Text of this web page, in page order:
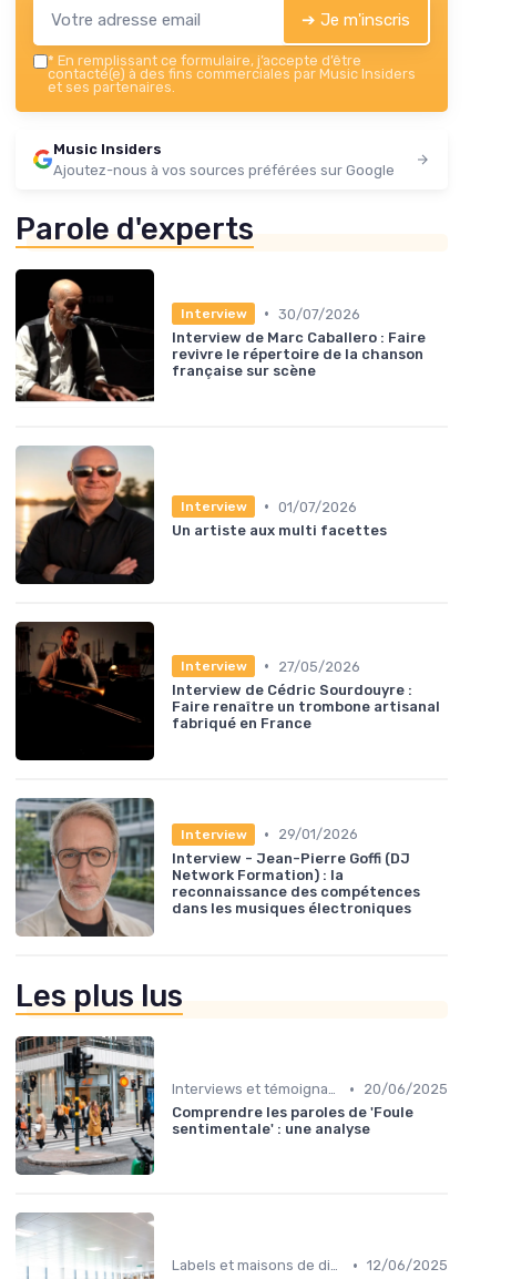
➔ Je m'inscris
* En remplissant ce formulaire, j’accepte d’être
contacté(e) à des fins commerciales par Music Insiders
et ses partenaires.
Music Insiders
Ajoutez-nous à vos sources préférées sur Google
Parole d'experts
Interview • 30/07/2026
Interview de Marc Caballero : Faire
revivre le répertoire de la chanson
française sur scène
Interview • 01/07/2026
Un artiste aux multi facettes
Interview •
27/05/2026
Interview de Cédric Sourdouyre :
Faire renaître un trombone artisanal
fabriqué en France
Interview •
29/01/2026
Interview - Jean-Pierre Goffi (DJ
Network Formation) : la
reconnaissance des compétences
dans les musiques électroniques
Les plus lus
Interviews et témoignages •
20/06/2025
Comprendre les paroles de 'Foule
sentimentale' : une analyse
Labels et maisons de disques • 12/06/2025